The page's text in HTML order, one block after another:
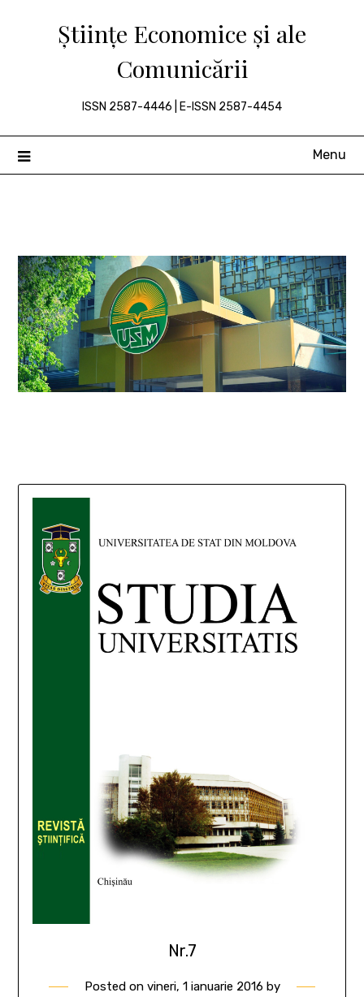
Științe Economice și ale
Comunicării
ISSN 2587-4446 | E-ISSN 2587-4454
Menu
Nr.7
Posted on vineri, 1 ianuarie 2016 by